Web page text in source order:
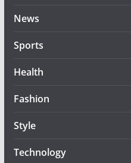
News
Sports
Health
Fashion
Style
Technology